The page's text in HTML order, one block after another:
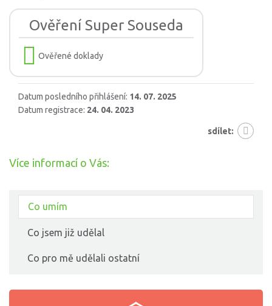
Ověření Super Souseda
Ověřené doklady
Datum posledního přihlášení: 14. 07. 2025
Datum registrace: 24. 04. 2023
sdílet:
Více informací o Vás:
Co umím
Co jsem již udělal
Co pro mě udělali ostatní